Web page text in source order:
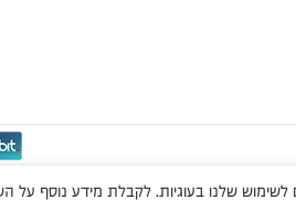
שלנו בעוגיות. לקבלת מידע נוסף על